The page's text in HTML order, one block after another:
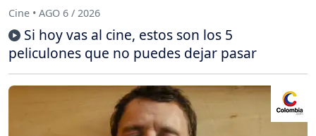
Cine • AGO 6 / 2026
Si hoy vas al cine, estos son los 5
peliculones que no puedes dejar pasar